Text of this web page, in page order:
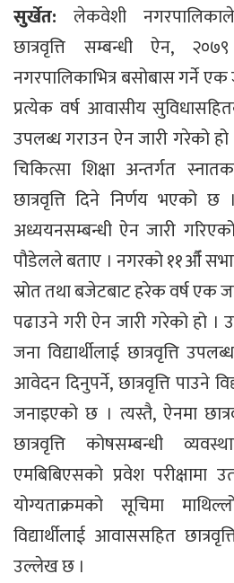
सुर्खेत:लेकवेशी
छात्रवृत्ति सम्बन्धी ऐन,
नगरपालिकाभित्र बसोबास गर्ने एक
प्रत्येक वर्ष आवासीय
उपलब्ध गराउन ऐन जारी गरेको
चिकित्सा शिक्षा अन्तर्गत
छात्रवृत्ति दिने निर्णय भएको छ
अध्ययनसम्बन्धी ऐन जारी
पौडेलले बताए । नगरको ११औँ
स्रोत तथा बजेटबाट हरेक वर्ष एक
पढाउने गरी ऐन जारी गरेको हो
जना विद्यार्थीलाई छात्रवृत्ति
आवेदन दिनुपर्ने, छात्रवृत्ति पाउने
जनाइएको छ । त्यस्तै, ऐनमा
छात्रवृत्ति कोषसम्बन्धी
एमबिबिएसको प्रवेश परीक्षामा
योग्यताक्रमको सूचिमा
विद्यार्थीलाई आवाससहित
उल्लेख छ ।